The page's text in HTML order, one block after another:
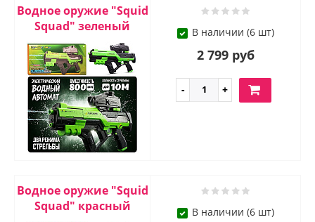
Водное оружие "Squid
Squad" зеленый
В наличии (6 шт)
2 799 руб
Водное оружие "Squid
Squad" красный
В наличии (6 шт)